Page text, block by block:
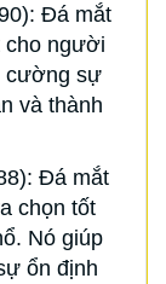
Đá mắt
cho người
cường sự
và thành
Đá mắt
chọn tốt
Nó giúp
ổn định